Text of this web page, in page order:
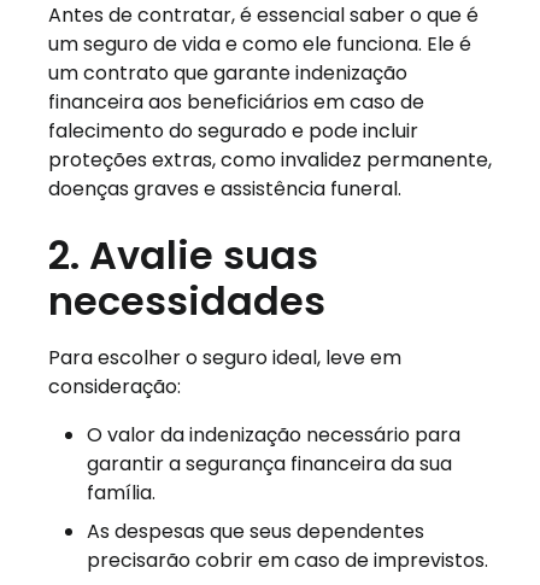
Antes de contratar, é essencial saber o que é
um seguro de vida e como ele funciona. Ele é
um contrato que garante indenização
financeira aos beneficiários em caso de
falecimento do segurado e pode incluir
proteções extras, como invalidez permanente,
doenças graves e assistência funeral.
2. Avalie suas
necessidades
Para escolher o seguro ideal, leve em
consideração:
O valor da indenização necessário para
garantir a segurança financeira da sua
família.
As despesas que seus dependentes
precisarão cobrir em caso de imprevistos.